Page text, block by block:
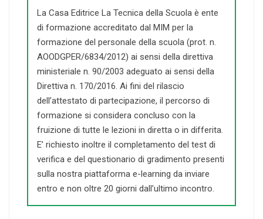
La Casa Editrice La Tecnica della Scuola è ente
di formazione accreditato dal MIM per la
formazione del personale della scuola (prot. n.
AOODGPER/6834/2012) ai sensi della direttiva
ministeriale n. 90/2003 adeguato ai sensi della
Direttiva n. 170/2016. Ai fini del rilascio
dell’attestato di partecipazione, il percorso di
formazione si considera concluso con la
fruizione di tutte le lezioni in diretta o in differita.
E’ richiesto inoltre il completamento del test di
verifica e del questionario di gradimento presenti
sulla nostra piattaforma e-learning da inviare
entro e non oltre 20 giorni dall’ultimo incontro.